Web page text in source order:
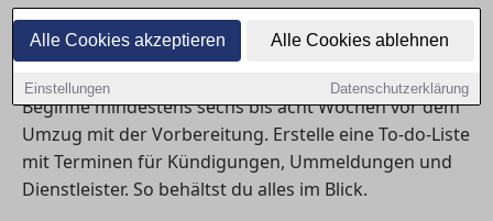
Alle Cookies akzeptieren Alle Cookies ablehnen
Einstellungen Datenschutzerklärung
Umzug in in Baden-Baden problemlos.
1) Frühzeitig planen
Beginne mindestens sechs bis acht Wochen vor dem
Umzug mit der Vorbereitung. Erstelle eine To-do-Liste
mit Terminen für Kündigungen, Ummeldungen und
Dienstleister. So behältst du alles im Blick.